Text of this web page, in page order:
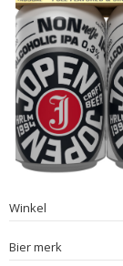
Winkel
Bier merk